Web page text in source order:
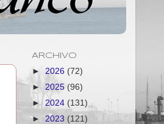
ARCHIVO
► 2026 (72)
► 2025 (96)
► 2024 (131)
► 2023 (121)